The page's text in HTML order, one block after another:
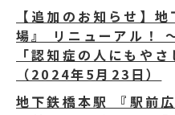
【追加のお知らせ】
場』 リニューアル！
「認知症の人にもや
（2024年5月23日）
地下鉄橋本駅 『駅前